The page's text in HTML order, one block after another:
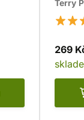
Terry
269